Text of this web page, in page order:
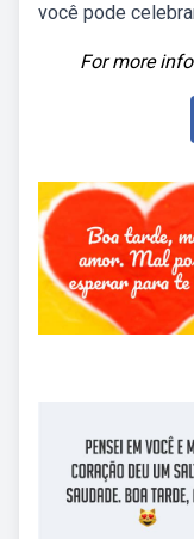
você pode
For more